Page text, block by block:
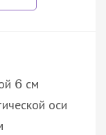
6 см
оси